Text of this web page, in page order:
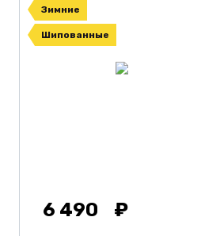
Зимние
Шипованные
6 490